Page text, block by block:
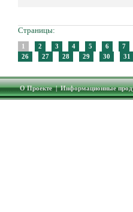
Страницы:
1 2 3 4 5 6 7
26
27 28 29 30 31
О Проекте|Информационные